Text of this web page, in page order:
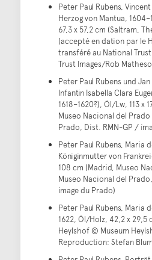
Peter Paul Rubens,
Herzog von Mantua,
67,3 x 57,2 cm (Saltram,
(accepté en dation par le
transféré au National
Trust Images/Rob
Peter Paul Rubens und Jan
Infantin Isabella Clara
1618–1620?), Öl/Lw, 113 x
Museo Nacional del
Prado, Dist. RMN-GP /
Peter Paul Rubens, Maria
Königinmutter von
108 cm (Madrid, Museo
Museo Nacional del
image du Prado)
Peter Paul Rubens, Maria
1622, Öl/Holz, 42,2 x 29,5
Heylshof © Museum
Reproduction: Stefan